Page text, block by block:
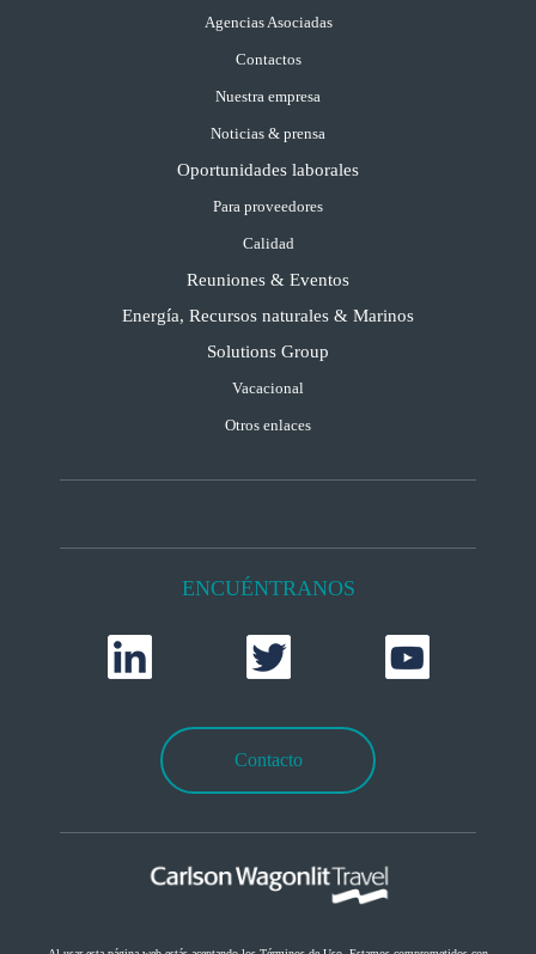
Agencias Asociadas
Contactos
Nuestra empresa
Noticias & prensa
Oportunidades laborales
Para proveedores
Calidad
Reuniones & Eventos
Energía, Recursos naturales & Marinos
Solutions Group
Vacacional
Otros enlaces
ENCUÉNTRANOS
Contacto